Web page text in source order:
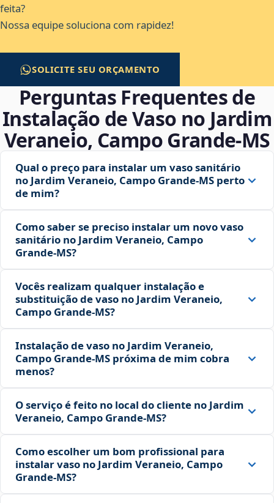
feita?
Nossa equipe soluciona com rapidez!
SOLICITE SEU ORÇAMENTO
Perguntas Frequentes de
Instalação de Vaso no Jardim
Veraneio, Campo Grande‑MS
Qual o preço para instalar um vaso sanitário
no Jardim Veraneio, Campo Grande‑MS perto
de mim?
Como saber se preciso instalar um novo vaso
sanitário no Jardim Veraneio, Campo
Grande‑MS?
Vocês realizam qualquer instalação e
substituição de vaso no Jardim Veraneio,
Campo Grande‑MS?
Instalação de vaso no Jardim Veraneio,
Campo Grande‑MS próxima de mim cobra
menos?
O serviço é feito no local do cliente no Jardim
Veraneio, Campo Grande‑MS?
Como escolher um bom profissional para
instalar vaso no Jardim Veraneio, Campo
Grande‑MS?